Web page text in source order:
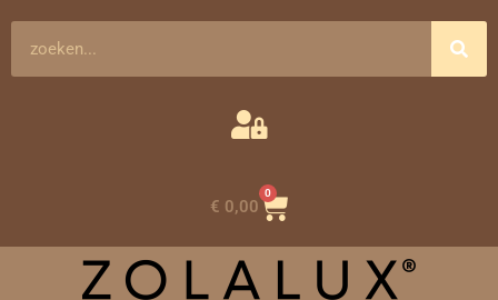
m
€ 0,00
0
Winkelwagen